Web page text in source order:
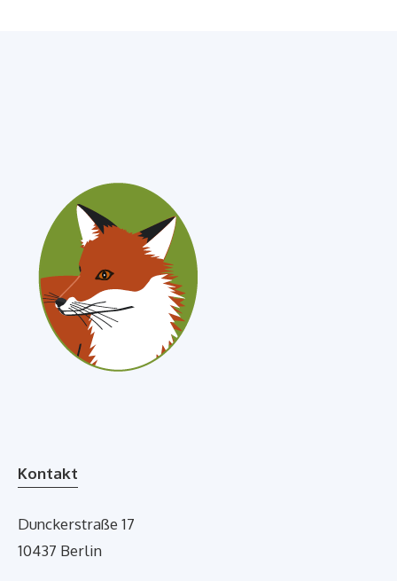
Kontakt
Dunckerstraße 17
10437 Berlin